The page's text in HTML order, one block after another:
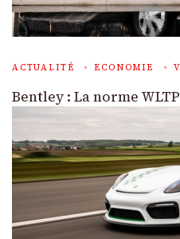
ACTUALITÉ ECONOMIE
Bentley : La norme